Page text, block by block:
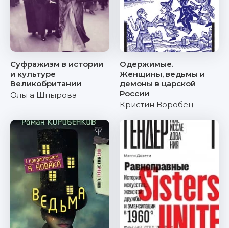
Суфражизм в истории
и культуре
Великобритании
Ольга Шнырова
Одержимые.
Женщины, ведьмы и
демоны в царской
России
Кристин Воробец